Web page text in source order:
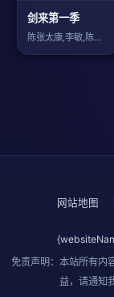
剑来第一季
陈张太康,李敏,陈浩,云惟一,徐宇隆,惠
网站地图
免责声明：本站所有内
益，请通知